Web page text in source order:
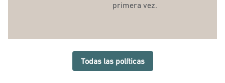
primera vez.
Todas las políticas